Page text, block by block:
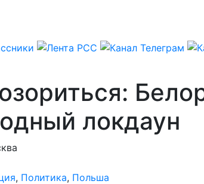
локдаун
, Политика, Польша